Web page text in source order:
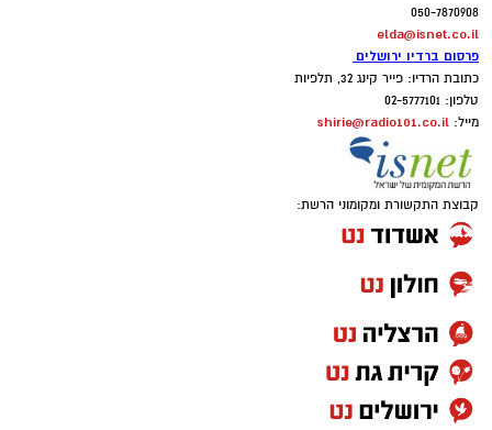
050-7870908
elda@isnet.co.il
פרסום ברדיו ירושלים
כתובת הרדיו: פייר קינג 32, תלפיות
טלפון: 02-5777101
מייל: shirie@radio101.co.il
קבוצת התקשורת ומקומוני הרשת: